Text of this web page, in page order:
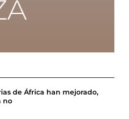
de África han mejorado,
no